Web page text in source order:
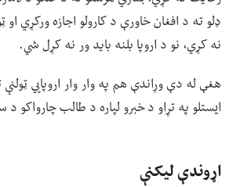
ډلو ته د افغان خاورې د کارولو اجازه ورکړي
نه کړي، نو د اروپا بلنه باید ور نه کړل شي.
هغې له دې وړاندې هم په وار وار اروپايي
ایستلو په تړاو د خبرو لپاره د طالب چارواکو
اړوندې لیکنې